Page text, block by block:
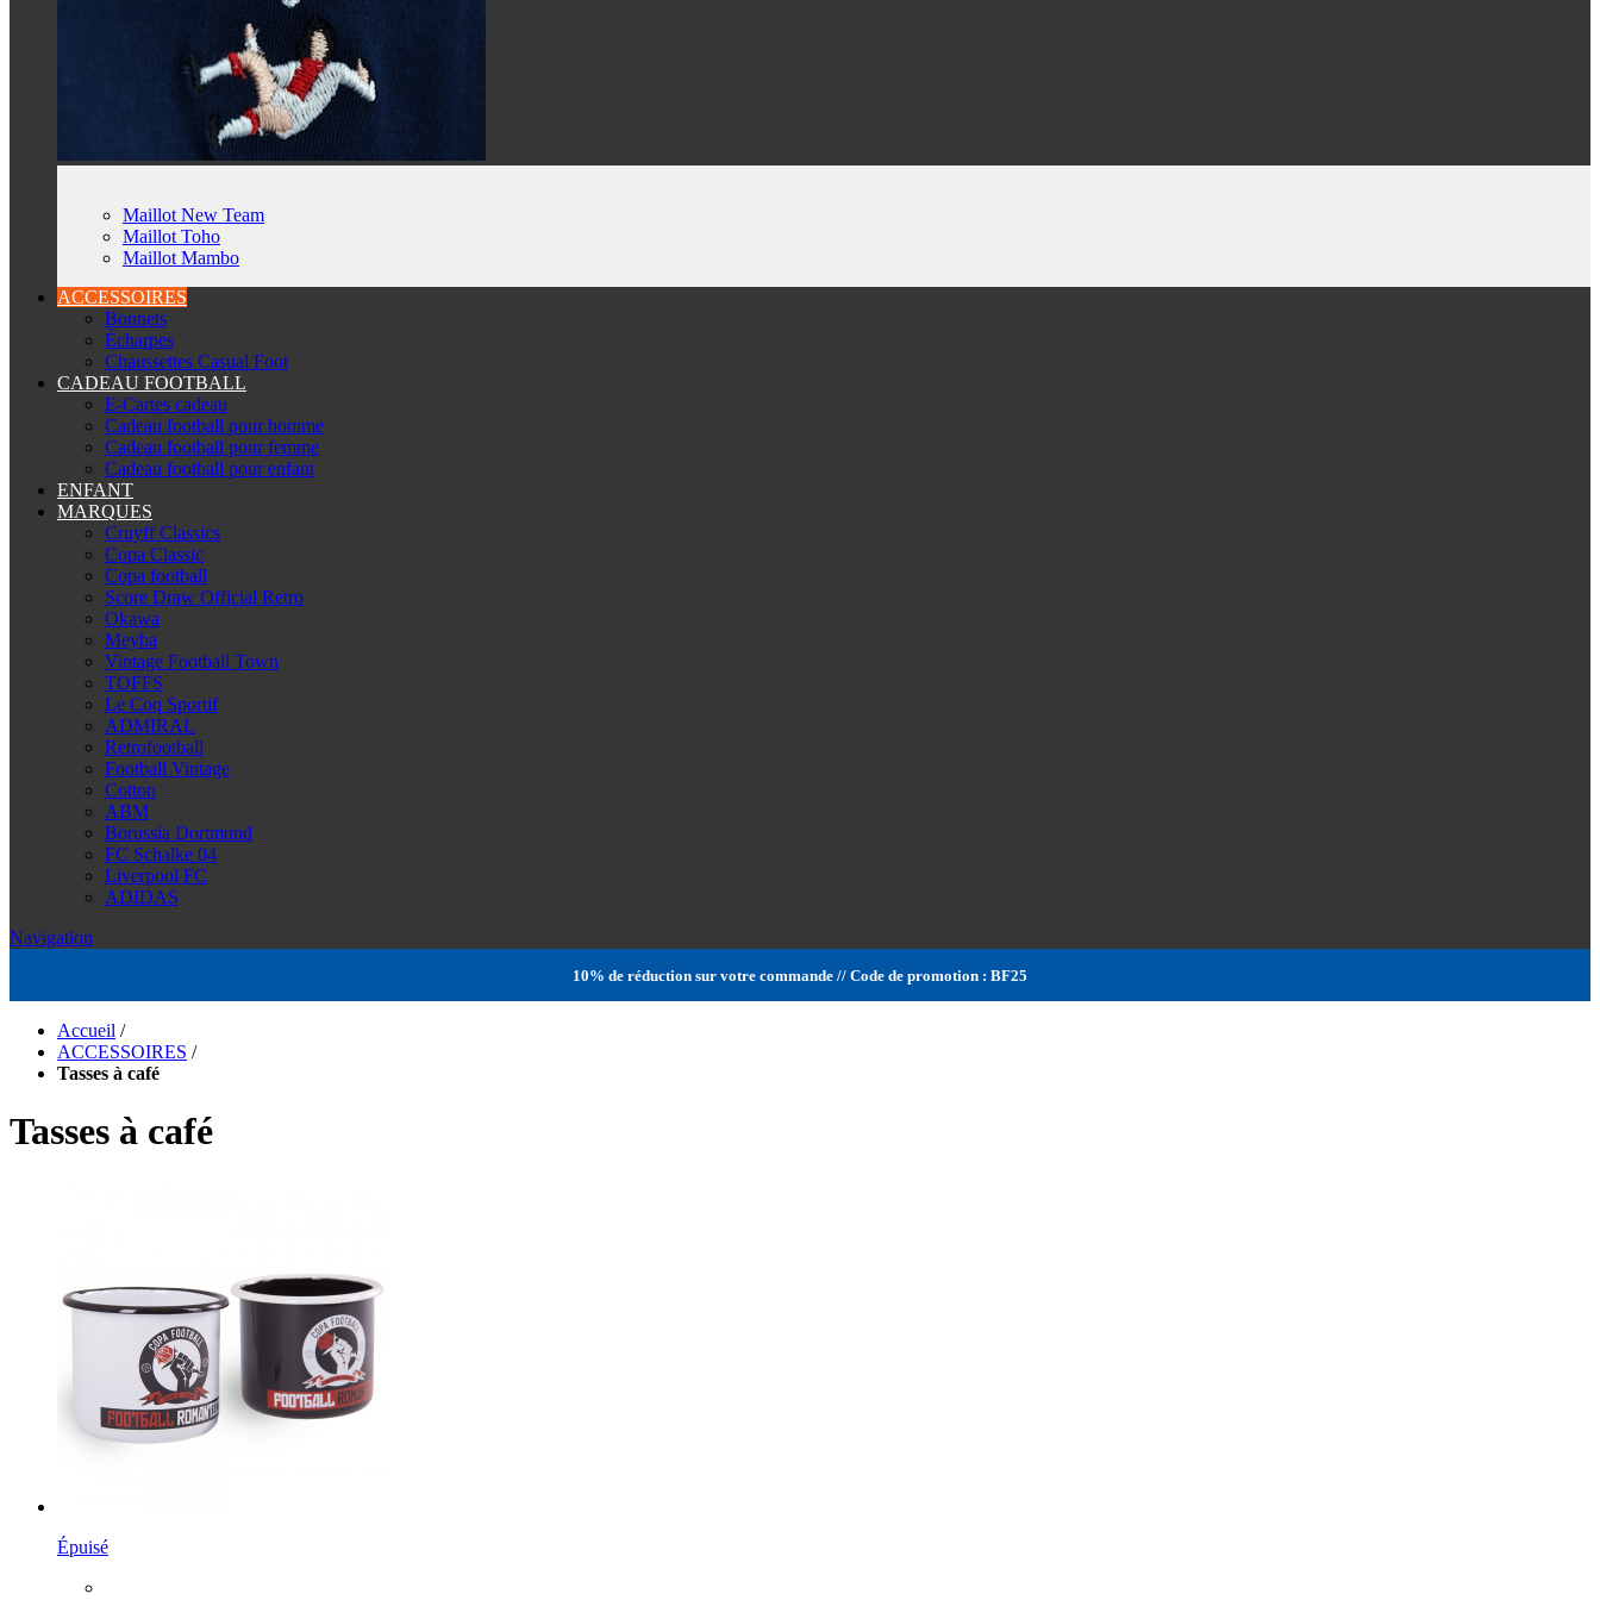
Maillot New Team
Maillot Toho
Maillot Mambo
ACCESSOIRES
Bonnets
Écharpes
Chaussettes Casual Foot
CADEAU FOOTBALL
E-Cartes cadeau
Cadeau football pour homme
Cadeau football pour femme
Cadeau football pour enfant
ENFANT
MARQUES
Cruyff Classics
Copa Classic
Copa football
Score Draw Official Retro
Okawa
Meyba
Vintage Football Town
TOFFS
Le Coq Sportif
ADMIRAL
Retrofootball
Football Vintage
Cotton
ABM
Borussia Dortmund
FC Schalke 04
Liverpool FC
ADIDAS
Navigation
10% de réduction sur votre commande // Code de promotion : BF25
Accueil /
ACCESSOIRES /
Tasses à café
Tasses à café
Épuisé